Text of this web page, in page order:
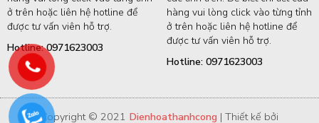
ở trên hoặc liên hệ hotline để
được tư vấn viên hỗ trợ.
Hotline: 0971623003
hàng vui lòng click vào từng tỉnh
ở trên hoặc liên hệ hotline để
được tư vấn viên hỗ trợ.
Hotline: 0971623003
Copyright © 2021 Dienhoathanhcong | Thiết kế bởi